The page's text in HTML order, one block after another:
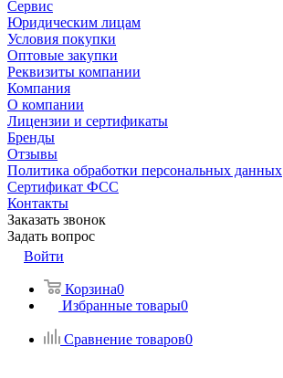
Сервис
Юридическим лицам
Условия покупки
Оптовые закупки
Реквизиты компании
Компания
О компании
Лицензии и сертификаты
Бренды
Отзывы
Политика обработки персональных данных
Сертификат ФСС
Контакты
Заказать звонок
Задать вопрос
Войти
Корзина0
Избранные товары0
Сравнение товаров0